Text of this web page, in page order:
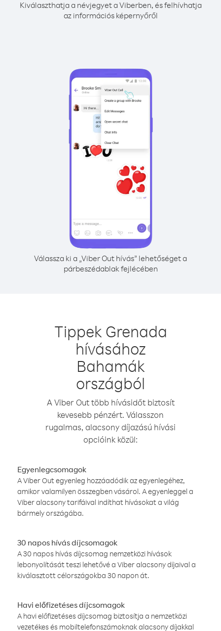
Kiválaszthatja a névjegyet a Viberben, és felhívhatja
az információs képernyőről
Válassza ki a „Viber Out hívás” lehetőséget a
párbeszédablak fejlécében
Tippek Grenada
hívásához
Bahamák
országból
A Viber Out több hívásidőt biztosít
kevesebb pénzért. Válasszon
rugalmas, alacsony díjazású hívási
opcióink közül:
Egyenlegcsomagok
A Viber Out egyenleg hozzáadódik az egyenlegéhez,
amikor valamilyen összegben vásárol. A egyenleggel a
Viber alacsony tarifáival indíthat hívásokat a világ
bármely országába.
30 napos hívás díjcsomagok
A 30 napos hívás díjcsomag nemzetközi hívások
lebonyolítását teszi lehetővé a Viber alacsony díjaival a
kiválasztott célországokba 30 napon át.
Havi előfizetéses díjcsomagok
A havi előfizetéses díjcsomag biztosítja a nemzetközi
vezetékes és mobiltelefonszámoknak alacsony díjakkal